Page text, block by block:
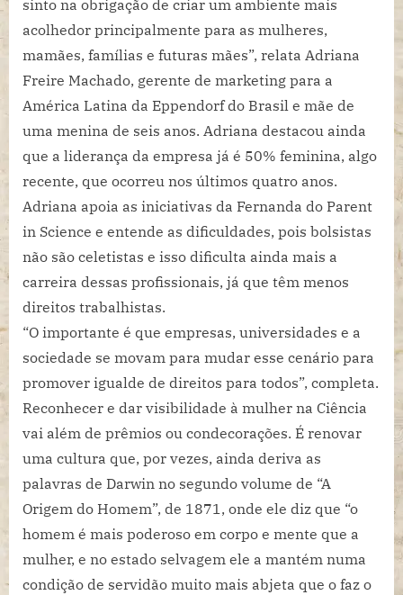
sinto na obrigação de criar um ambiente mais
acolhedor principalmente para as mulheres,
mamães, famílias e futuras mães”, relata Adriana
Freire Machado, gerente de marketing para a
América Latina da Eppendorf do Brasil e mãe de
uma menina de seis anos. Adriana destacou ainda
que a liderança da empresa já é 50% feminina, algo
recente, que ocorreu nos últimos quatro anos.
Adriana apoia as iniciativas da Fernanda do Parent
in Science e entende as dificuldades, pois bolsistas
não são celetistas e isso dificulta ainda mais a
carreira dessas profissionais, já que têm menos
direitos trabalhistas.
“O importante é que empresas, universidades e a
sociedade se movam para mudar esse cenário para
promover igualde de direitos para todos”, completa.
Reconhecer e dar visibilidade à mulher na Ciência
vai além de prêmios ou condecorações. É renovar
uma cultura que, por vezes, ainda deriva as
palavras de Darwin no segundo volume de “A
Origem do Homem”, de 1871, onde ele diz que “o
homem é mais poderoso em corpo e mente que a
mulher, e no estado selvagem ele a mantém numa
condição de servidão muito mais abjeta que o faz o